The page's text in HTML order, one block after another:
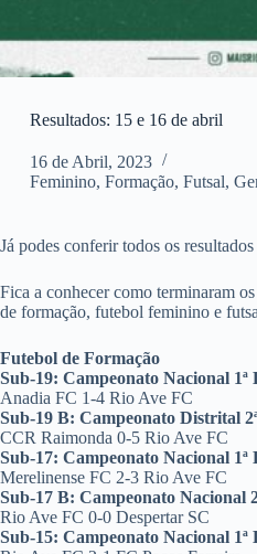
Resultados: 15 e 16 de abril
16 de Abril, 2023
Feminino, Formação, Futsal,
Já podes conferir todos os
Fica a conhecer como terminaram
de formação, futebol feminino e
Futebol de Formação
Sub-19: Campeonato Nacional 1ª
Anadia FC 1-4 Rio Ave FC
Sub-19 B: Campeonato Distrital
CCR Raimonda 0-5 Rio Ave FC
Sub-17: Campeonato Nacional 1ª
Merelinense FC 2-3 Rio Ave FC
Sub-17 B: Campeonato Nacional
Rio Ave FC 0-0 Despertar SC
Sub-15: Campeonato Nacional 1ª